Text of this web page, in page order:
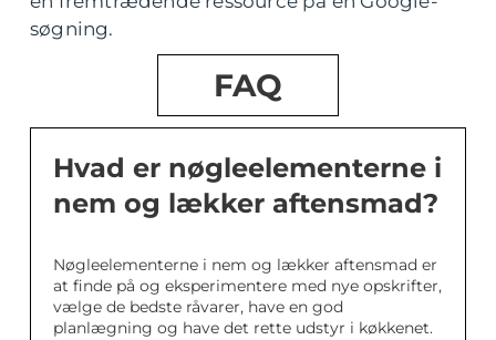
søgning.
FAQ
Hvad er nøgleelementerne i
nem og lækker aftensmad?
Nøgleelementerne i nem og lækker aftensmad er
at finde på og eksperimentere med nye opskrifter,
vælge de bedste råvarer, have en god
planlægning og have det rette udstyr i køkkenet.